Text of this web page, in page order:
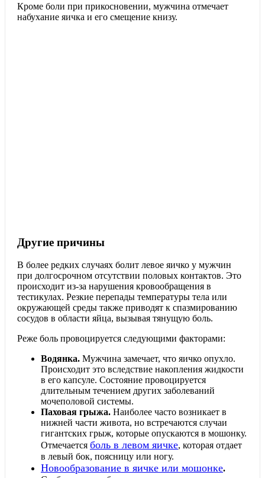
Кроме боли при прикосновении, мужчина отмечает
набухание яичка и его смещение книзу.
Другие причины
В более редких случаях болит левое яичко у мужчин
при долгосрочном отсутствии половых контактов. Это
происходит из-за нарушения кровообращения в
тестикулах. Резкие перепады температуры тела или
окружающей среды также приводят к спазмированию
сосудов в области яйца, вызывая тянущую боль.
Реже боль провоцируется следующими факторами:
Водянка. Мужчина замечает, что яичко опухло.
Происходит это вследствие накопления жидкости
в его капсуле. Состояние провоцируется
длительным течением других заболеваний
мочеполовой системы.
Паховая грыжа. Наиболее часто возникает в
нижней части живота, но встречаются случаи
гигантских грыж, которые опускаются в мошонку.
Отмечается боль в левом яичке, которая отдает
в левый бок, поясницу или ногу.
Новообразование в яичке или мошонке.